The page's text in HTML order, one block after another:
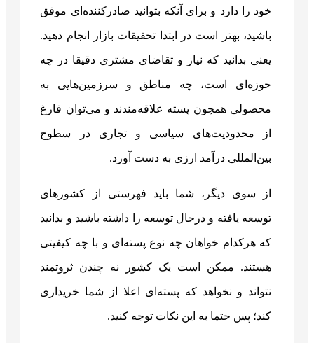
خود را دارد و برای آنکه بتوانید صادرکننده‌ای موفق
باشید، بهتر است در ابتدا تحقیقات بازار انجام دهید.
یعنی بدانید که نیاز و تقاضای مشتری دقیقا در چه
حوزه‌ای است، چه مناطق و سرزمین‌هایی به
محصولی همچون پسته علاقه‌مندند و می‌توان فارغ
از محدودیت‌های سیاسی و تجاری در سطوح
بین‌المللی درآمد ارزی به دست آورد.
از سوی دیگر، شما باید فهرستی از کشورهای
توسعه یافته و درحال توسعه را داشته باشید و بدانید
که هرکدام خواهان چه نوع پسته‌ای و با چه کیفیتی
هستند. ممکن است یک کشور نه چندن ثروتمند
نتواند و نخواهد که پسته‌ای اعلا از شما خریداری
کند؛ پس حتما به این نکات توجه کنید.